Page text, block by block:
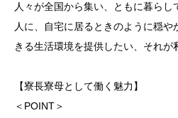
人々が全国から集い、ともに暮ら
人に、自宅に居るときのように穏
きる生活環境を提供したい、それが
【寮長寮母として働く魅力】
＜POINT＞